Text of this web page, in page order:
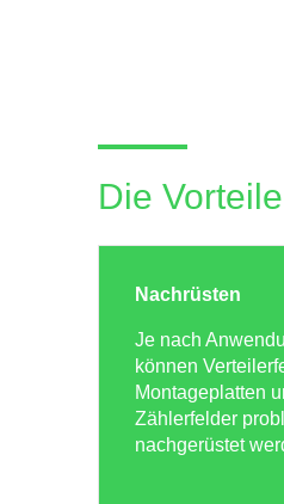
Die
Nachrüsten
Je nach
können
Montageplatten
Zählerfelder
nachgerüstet